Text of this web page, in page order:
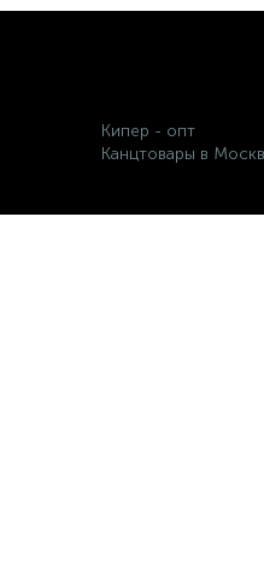
Кипер - опт
Канцтовары в